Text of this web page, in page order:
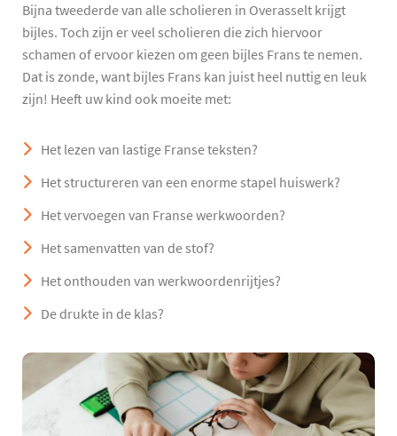
Bijna tweederde van alle scholieren in Overasselt krijgt
bijles. Toch zijn er veel scholieren die zich hiervoor
schamen of ervoor kiezen om geen bijles Frans te nemen.
Dat is zonde, want bijles Frans kan juist heel nuttig en leuk
zijn! Heeft uw kind ook moeite met:
Het lezen van lastige Franse teksten?
Het structureren van een enorme stapel huiswerk?
Het vervoegen van Franse werkwoorden?
Het samenvatten van de stof?
Het onthouden van werkwoordenrijtjes?
De drukte in de klas?